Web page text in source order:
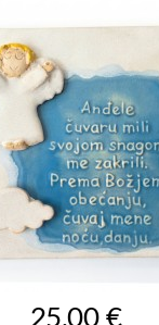
25,00 €